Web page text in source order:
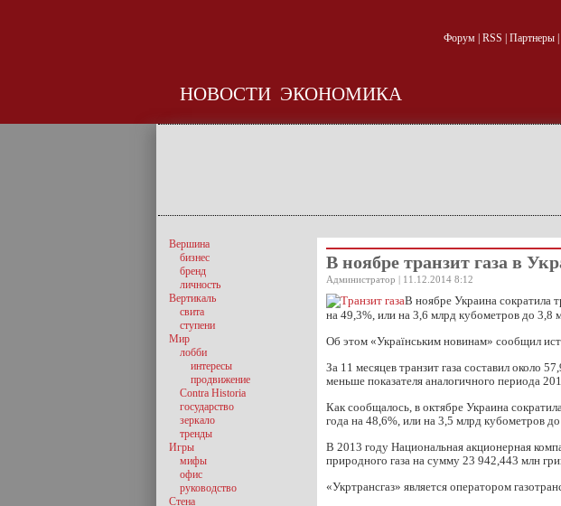
Форум| RSS Партнеры|
НОВОСТИ ЭКОНОМИКА
В ноябре транзит газа в
Администратор | 11.12.2014 8:12
В ноябре Украина сократила
на 49,3%, или на 3,6 млрд кубометров до 3,8
Об этом «Українським новинам» сообщил
За 11 месяцев транзит газа составил около
меньше показателя аналогичного периода
Как сообщалось, в октябре Украина
года на 48,6%, или на 3,5 млрд кубометров
В 2013 году Национальная акционерная
природного газа на сумму 23 942,443 млн
«Укртрансгаз» является оператором
Вершина
бизнес
бренд
личность
Вертикаль
свита
ступени
Мир
лобби
интересы
продвижение
Contra Historia
государство
зеркало
тренды
Игры
мифы
офис
руководство
Стена